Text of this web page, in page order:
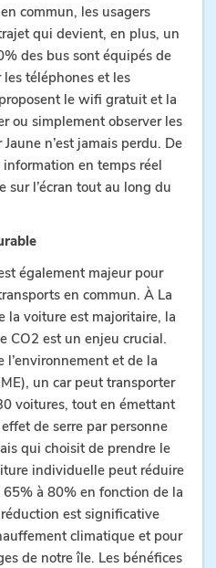
commun, les usagers
qui devient, en plus, un
des bus sont équipés de
les téléphones et les
le wifi gratuit et la
ou simplement observer les
n’est jamais perdu. De
en temps réel
sur l’écran tout au long du
également majeur pour
en commun. À La
la voiture est majoritaire, la
CO2 est un enjeu crucial.
l’environnement et de la
un car peut transporter
voitures, tout en émettant
de serre par personne
qui choisit de prendre le
individuelle peut réduire
à 80% en fonction de la
est significative
climatique et pour
de notre île. Les bénéfices